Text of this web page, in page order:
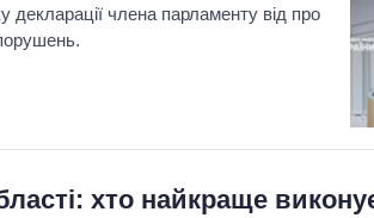
декларації члена парламенту від про
хто найкраще